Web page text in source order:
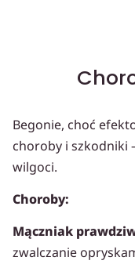
Begonie, choć
choroby i szkodniki
wilgoci.
Choroby:
Mączniak
zwalczanie